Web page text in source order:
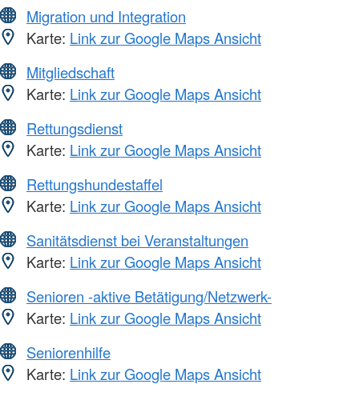
Migration und Integration
Karte: Link zur Google Maps Ansicht
Mitgliedschaft
Karte: Link zur Google Maps Ansicht
Rettungsdienst
Karte: Link zur Google Maps Ansicht
Rettungshundestaffel
Karte: Link zur Google Maps Ansicht
Sanitätsdienst bei Veranstaltungen
Karte: Link zur Google Maps Ansicht
Senioren -aktive Betätigung/Netzwerk-
Karte: Link zur Google Maps Ansicht
Seniorenhilfe
Karte: Link zur Google Maps Ansicht